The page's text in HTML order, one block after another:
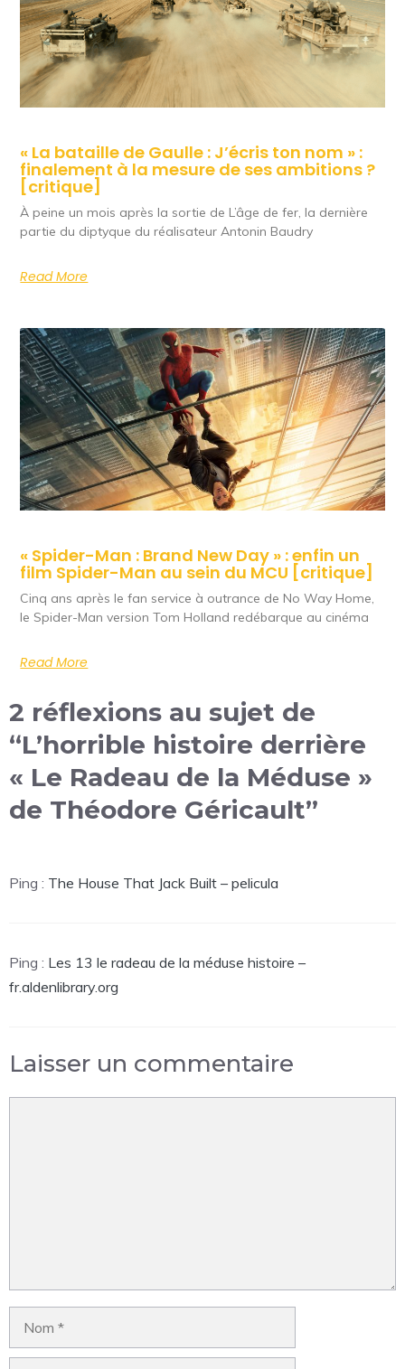
« La bataille de Gaulle : J’écris ton nom » :
finalement à la mesure de ses ambitions ?
[critique]
À peine un mois après la sortie de L’âge de fer, la dernière
partie du diptyque du réalisateur Antonin Baudry
Read More
« Spider-Man : Brand New Day » : enfin un
film Spider-Man au sein du MCU [critique]
Cinq ans après le fan service à outrance de No Way Home,
le Spider-Man version Tom Holland redébarque au cinéma
Read More
2 réflexions au sujet de
“L’horrible histoire derrière
« Le Radeau de la Méduse »
de Théodore Géricault”
Ping : The House That Jack Built – pelicula
Ping : Les 13 le radeau de la méduse histoire –
fr.aldenlibrary.org
Laisser un commentaire